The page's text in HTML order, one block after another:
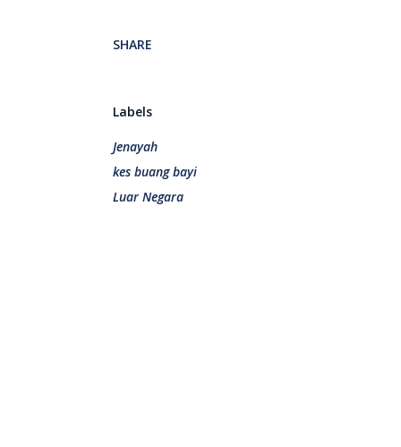
SHARE
Labels
Jenayah
kes buang bayi
Luar Negara